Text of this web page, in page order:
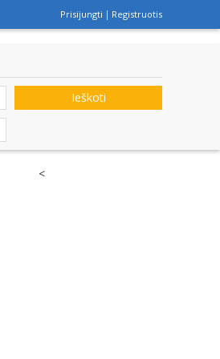
Prisijungti Registruotis
Ieškoti
<